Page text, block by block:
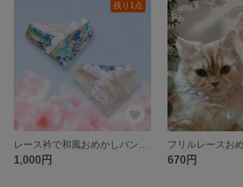
残り1点
1,000円 670円